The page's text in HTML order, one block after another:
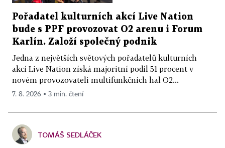
Pořadatel kulturních akcí Live Nation
bude s PPF provozovat O2 arenu i Forum
Karlín. Založí společný podnik
Jedna z největších světových pořadatelů kulturních
akcí Live Nation získá majoritní podíl 51 procent v
novém provozovateli multifunkčních hal O2...
7. 8. 2026 ▪ 3 min. čtení
TOMÁŠ SEDLÁČEK